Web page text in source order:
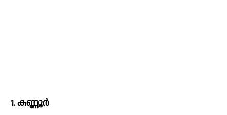
1. കണ്ണൂർ